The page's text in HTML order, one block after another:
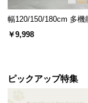
直径
脚を組んでも
幅120/150/180cm 多機
ード 木目/石目調 オー
引き出し収納付き
￥9,998
ピックアップ特集